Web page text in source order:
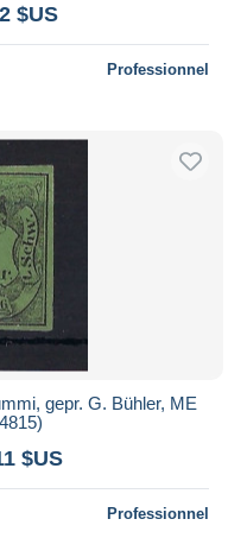
$US
Professionnel
gepr. G. Bühler, ME
$US
Professionnel